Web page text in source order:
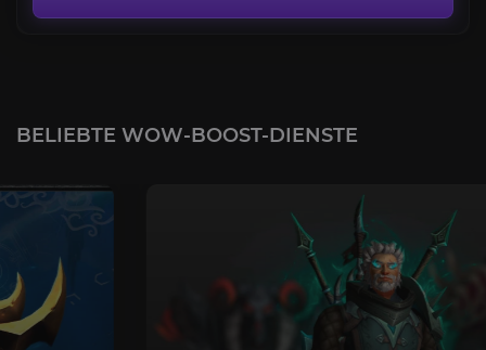
BELIEBTE WOW-BOOST-DIENSTE